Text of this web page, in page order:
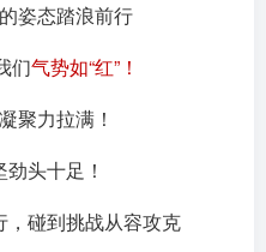
姿态踏浪前行
们气势如“红”！
聚力拉满！
头十足！
，碰到挑战从容攻克